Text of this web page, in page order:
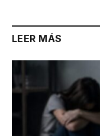
LEER MÁS